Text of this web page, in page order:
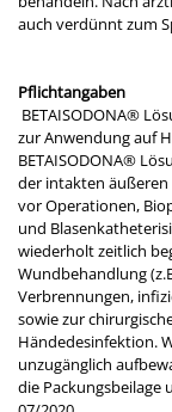
auch verdünnt zum
Pflichtangaben
BETAISODONA®
zur Anwendung auf
BETAISODONA®
der intakten äußeren
vor Operationen,
und
wiederholt zeitlich
Wundbehandlung
Verbrennungen,
sowie zur
Händedesinfektion.
unzugänglich
die Packungsbeilage